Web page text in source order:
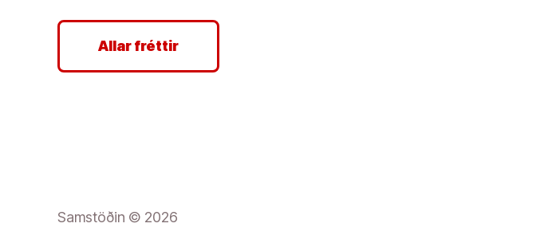
Allar fréttir
Samstöðin © 2026